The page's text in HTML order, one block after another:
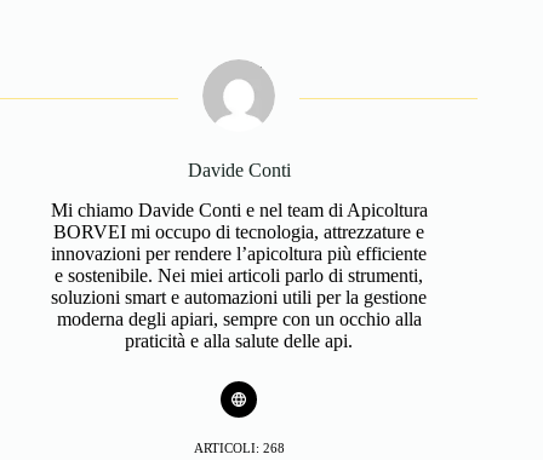
Davide Conti
Mi chiamo Davide Conti e nel team di Apicoltura
BORVEI mi occupo di tecnologia, attrezzature e
innovazioni per rendere l’apicoltura più efficiente
e sostenibile. Nei miei articoli parlo di strumenti,
soluzioni smart e automazioni utili per la gestione
moderna degli apiari, sempre con un occhio alla
praticità e alla salute delle api.
ARTICOLI: 268